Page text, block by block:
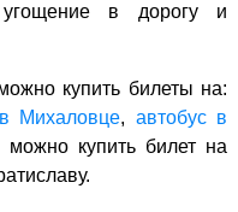
угощение в дорогу и
купить билеты на:
Михаловце, автобус в
купить билет на